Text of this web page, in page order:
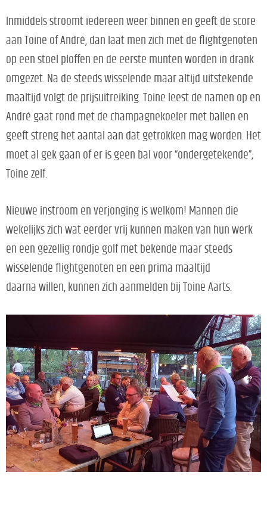
Inmiddels stroomt iedereen weer binnen en geeft de score
aan Toine of André, dan laat men zich met de flightgenoten
op een stoel ploffen en de eerste munten worden in drank
omgezet. Na de steeds wisselende maar altijd uitstekende
maaltijd volgt de prijsuitreiking. Toine leest de namen op en
André gaat rond met de champagnekoeler met ballen en
geeft streng het aantal aan dat getrokken mag worden. Het
moet al gek gaan of er is geen bal voor “ondergetekende”;
Toine zelf.
Nieuwe instroom en verjonging is welkom! Mannen die
wekelijks zich wat eerder vrij kunnen maken van hun werk
en een gezellig rondje golf met bekende maar steeds
wisselende flightgenoten en een prima maaltijd
daarna willen, kunnen zich aanmelden bij Toine Aarts.